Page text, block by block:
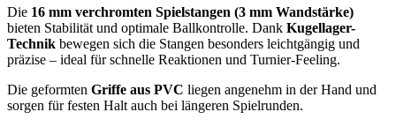
Die 16 mm verchromten Spielstangen (3 mm Wandstärke)
bieten Stabilität und optimale Ballkontrolle. Dank Kugellager-
Technik bewegen sich die Stangen besonders leichtgängig und
präzise – ideal für schnelle Reaktionen und Turnier-Feeling.
Die geformten Griffe aus PVC liegen angenehm in der Hand und
sorgen für festen Halt auch bei längeren Spielrunden.